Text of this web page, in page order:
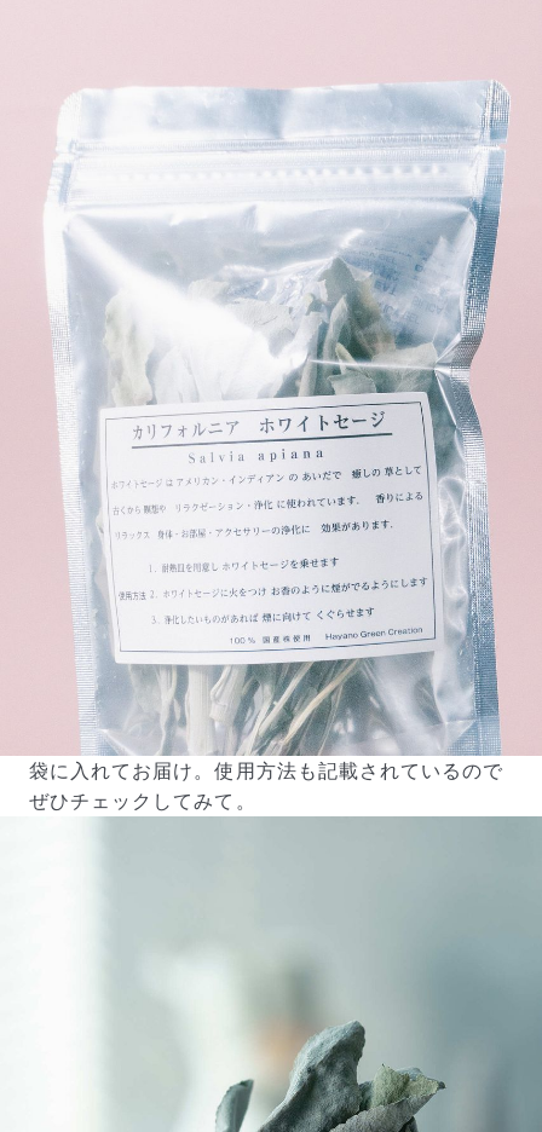
届いたお花に元気がなかったら？
もし届いたお花に「枯れている」「折れている」などの
不備があった場合は、些細なことでもお気軽にサポート
までご連絡ください。ご返金にて補償いたします。
写真と同じものが届く？
商品ページに掲載している写真は、実際にお届けする商
品を撮影したものです。お花は生き物なので、どうして
も色味やサイズ・咲き方に個体差はありますが、できる
だけ写真のイメージに近いものをお届けできるように人
の目でチェックをしています。
袋に入れてお届け。使用方法も記載されているので
ぜひチェックしてみて。